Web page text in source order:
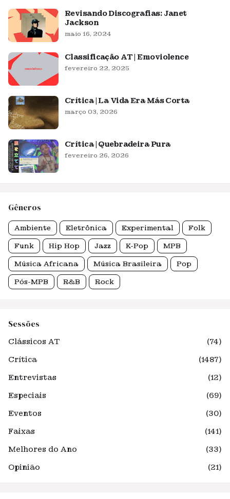
Revisando Discografias: Janet
Jackson
maio 16, 2024
Classificação AT | Emoviolence
fevereiro 22, 2025
Crítica | La Vida Era Más Corta
março 03, 2026
Crítica | Quebradeira Pura
fevereiro 26, 2026
Gêneros
Ambiente Eletrônica Experimental Folk
Funk Hip Hop Jazz K-Pop MPB
Música Africana Música Brasileira Pop
Pós-MPB R&B Rock
Sessões
Clássicos AT
(74)
Crítica
(1487)
Entrevistas
(12)
Especiais
(69)
Eventos
(30)
Faixas
(141)
Melhores do Ano
(33)
Opinião
(21)